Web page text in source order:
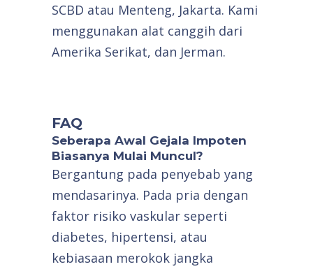
SCBD atau Menteng, Jakarta. Kami
menggunakan alat canggih dari
Amerika Serikat, dan Jerman.
FAQ
Seberapa Awal Gejala Impoten
Biasanya Mulai Muncul?
Bergantung pada penyebab yang
mendasarinya. Pada pria dengan
faktor risiko vaskular seperti
diabetes, hipertensi, atau
kebiasaan merokok jangka